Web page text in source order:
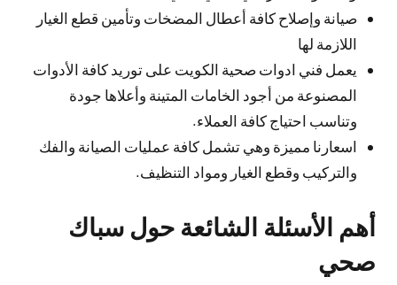
صيانة وإصلاح كافة أعطال المضخات وتأمين قطع الغيار
اللازمة لها
يعمل فني ادوات صحية الكويت على توريد كافة الأدوات
المصنوعة من أجود الخامات المتينة وأعلاها جودة
وتناسب احتياج كافة العملاء.
اسعارنا مميزة وهي تشمل كافة عمليات الصيانة والفك
والتركيب وقطع الغيار ومواد التنظيف.
أهم الأسئلة الشائعة حول سباك
صحي